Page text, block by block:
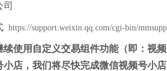
https://support.weixin.qq.com/cgi-bin/
使用自定义交易组件功能（即：视
店，我们将尽快完成微信视频号小店